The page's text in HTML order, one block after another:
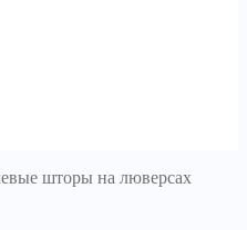
шторы на люверсах